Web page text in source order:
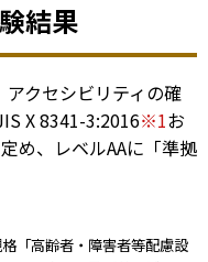
結果
クセシビリティの確
X 8341-3:2016※1お
め、レベルAAに「準拠
「高齢者・障害者等配慮設